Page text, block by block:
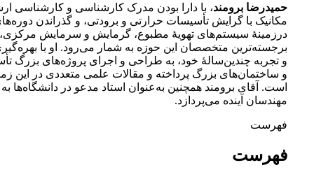
حمیدرضا برومند، با دارا بودن مدرک کارشناسی و کارشناسی
مکانیک با گرایش تأسیسات حرارتی و برودتی، و گذراندن
درزمینۀ سیستم‌های تهویۀ مطبوع، گرمایش و سرمایش
برجسته‌ترین متخصصان این حوزه به شمار می‌رود. او با
و تجربه چندین‌سالۀ خود، به طراحی و اجرای پروژه‌های بزرگ
و ساختمان‌های بزرگ پرداخته و مقالات علمی متعددی در این
است. آقای برومند همچنین به‌عنوان استاد مدعو در دانشگاه‌ها
مهندسان آینده می‌پردازد.
فهرست
فهرست